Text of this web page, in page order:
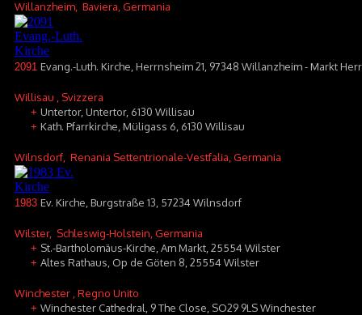
Willanzheim , Baviera, Germania
2091 Evang.-Luth. Kirche, Herrnsheim 21, 97348 Willanzheim - Markt
Willisau , Svizzera
+ Untertor, Untertor, 6130 Willisau
+ Kath. Pfarrkirche, Müligass 6, 6130 Willisau
Wilnsdorf , Renania Settentrionale-Vestfalia, Germania
1983 Ev. Kirche, Burgstraße 13, 57234 Wilnsdorf
Wilster, Schleswig-Holstein, Germania
+ St.-Bartholomäus-Kirche, Am Markt, 25554 Wilster
+ Altes Rathaus, Op de Göten 8, 25554 Wilster
Winchester , Regno Unito
+ Winchester Cathedral, 9 The Close, SO29 9LS Winchester